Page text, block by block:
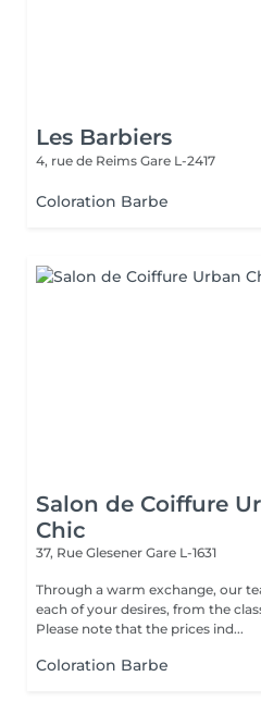
Les Barbiers
4, rue de Reims Gare L-2417
Coloration Barbe
Salon de Coiffure
Chic
37, Rue Glesener Gare L-1631
Through a warm exchange, our
each of your desires, from the
Please note that the prices ind...
Coloration Barbe